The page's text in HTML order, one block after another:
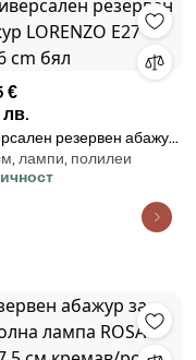
€
лв.
резервен абажур
E27 16x26 cm бял
лампи, полилеи